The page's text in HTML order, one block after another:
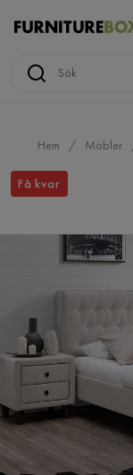
Hem Möbler
Få kvar